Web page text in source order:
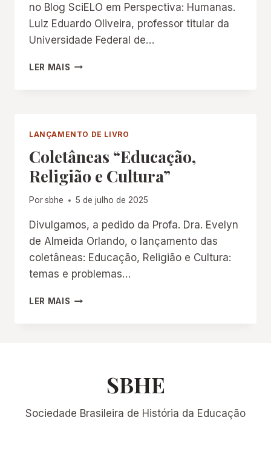
no Blog SciELO em Perspectiva: Humanas.
Luiz Eduardo Oliveira, professor titular da
Universidade Federal de…
LER MAIS ENTRE
A
SERVIÇO
DA
COLONIZAÇÃO
(1502–
LANÇAMENTO DE LIVRO
Coletâneas “Educação,
Religião e Cultura”
Porsbhe 5 de julho de 2025
Divulgamos, a pedido da Profa. Dra. Evelyn
de Almeida Orlando, o lançamento das
coletâneas: Educação, Religião e Cultura:
temas e problemas…
LER MAIS COLETÂNEAS
SBHE
Sociedade Brasileira de História da Educação